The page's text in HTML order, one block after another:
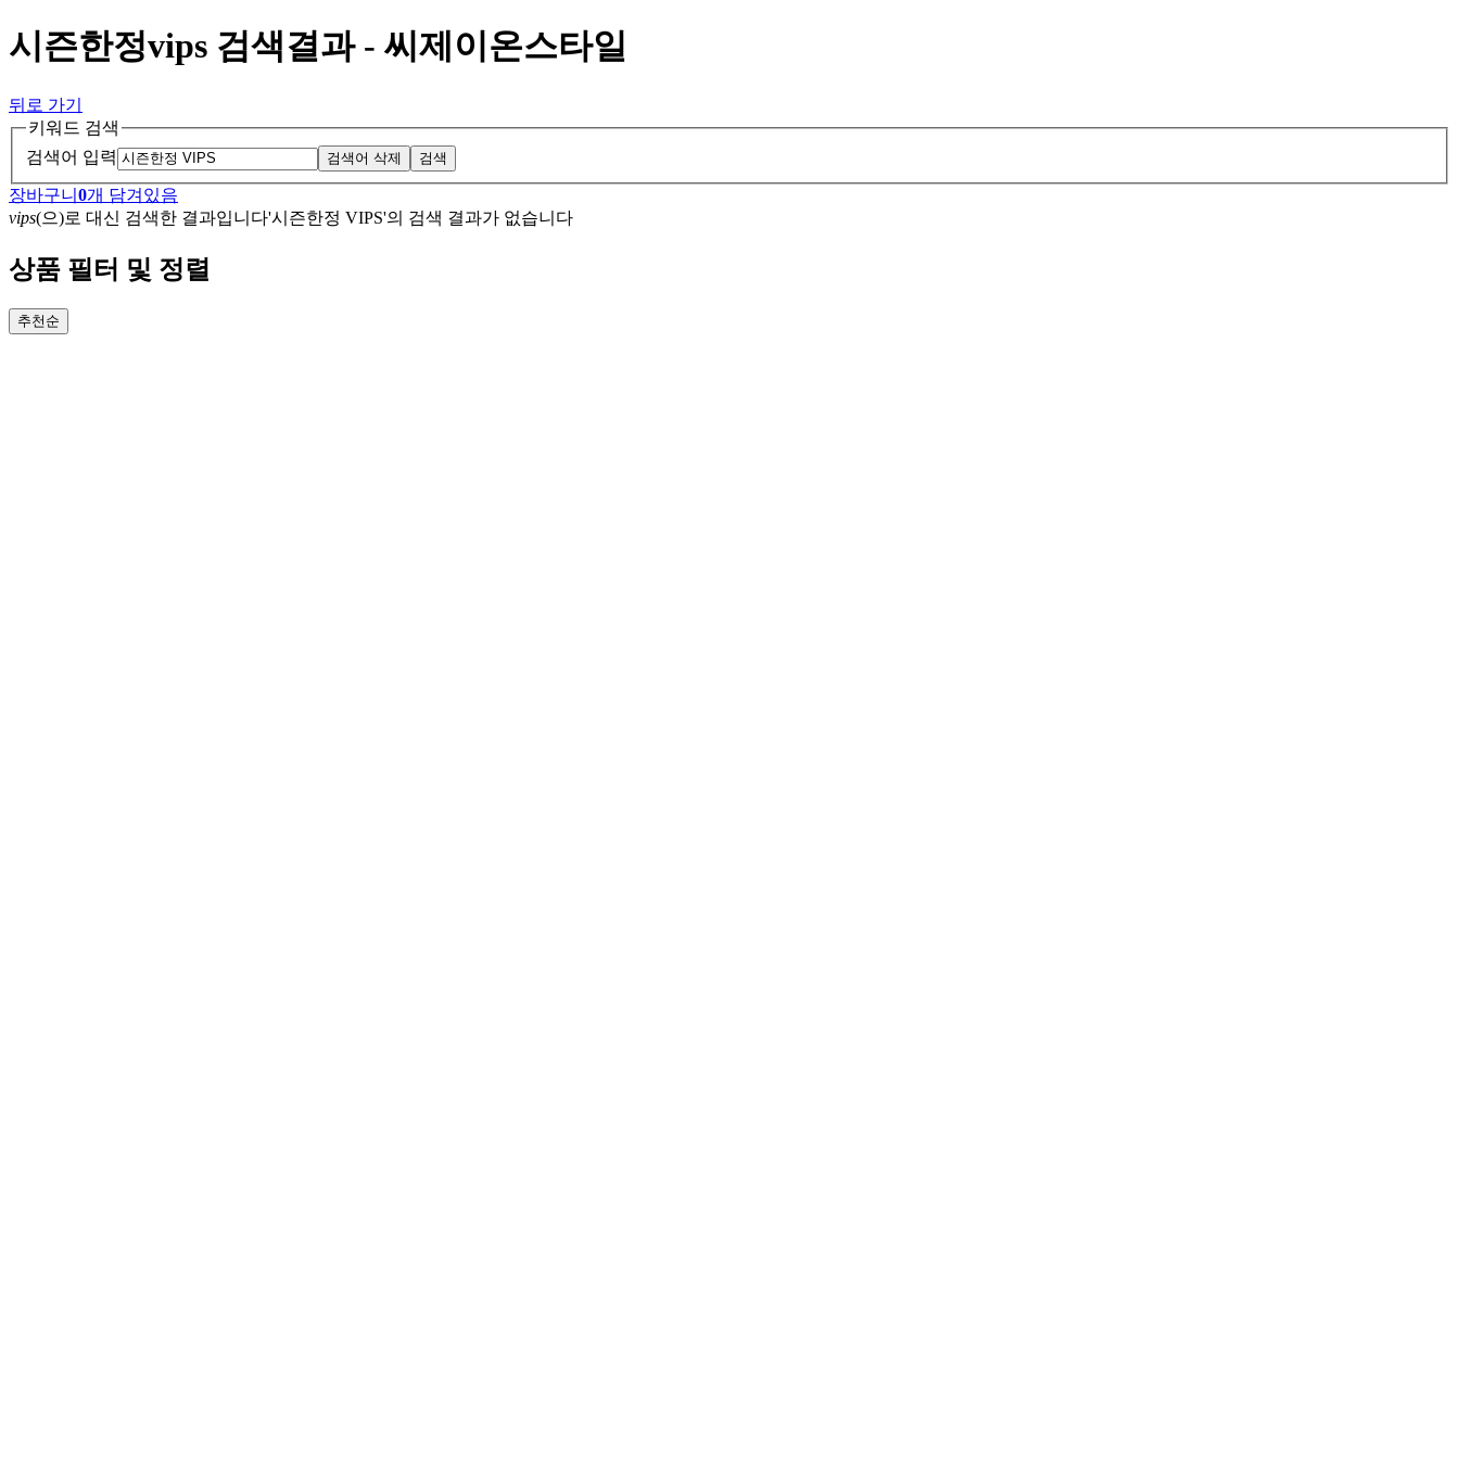
시즌한정vips 검색결과 - 씨제이온스타일
뒤로 가기
키워드 검색
검색어 입력
검색어 삭제 검색
장바구니 0개 담겨있음
vips(으)로 대신 검색한 결과입니다'시즌한정 VIPS'의 검색 결과가 없습니다
상품 필터 및 정렬
추천순